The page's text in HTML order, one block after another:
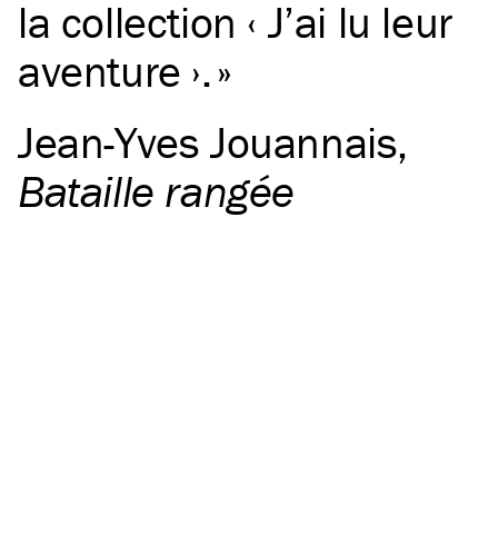
la collection ‹ J’ai lu leur
aventure ›.
Jean-Yves Jouannais,
Bataille rangée